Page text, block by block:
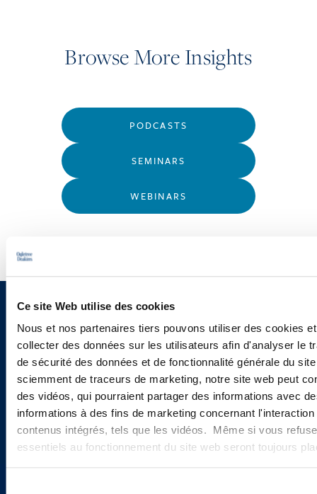
Ce site Web utilise des cookies
Nous et nos partenaires tiers pouvons utiliser des cookies
collecter des données sur les utilisateurs afin d'analyser le
de sécurité des données et de fonctionnalité générale du
sciemment de traceurs de marketing, notre site web peut
des vidéos, qui pourraient partager des informations avec
informations à des fins de marketing concernant
contenus intégrés, tels que les vidéos. Même si vous
essentiels au fonctionnement du site web seront toujours
Browse More Insights
PODCASTS
SEMINARS
WEBINARS
Sign up to receive emails about
new developments and upcoming
programs.
SIGN UP NOW